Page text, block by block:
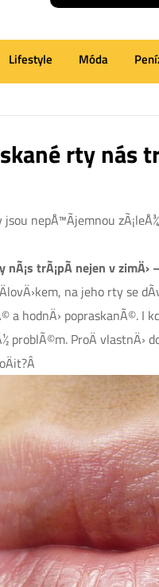
Lifestyle Móda
rty nás
nepÅ™Ã­jemnou
trÃ¡pÃ­ nejen v zimÄ›
na jeho rty se
a hodnÄ› popraskanÃ©. I
problÃ©m. ProÄ vlastnÄ›